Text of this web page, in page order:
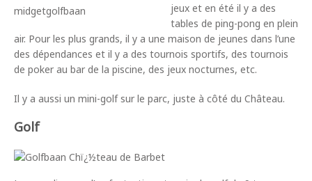
jeux et en été il y a des
tables de ping-pong en plein
air. Pour les plus grands, il y a une maison de jeunes dans l’une
des dépendances et il y a des tournois sportifs, des tournois
de poker au bar de la piscine, des jeux nocturnes, etc.
Il y a aussi un mini-golf sur le parc, juste à côté du Château.
Golf